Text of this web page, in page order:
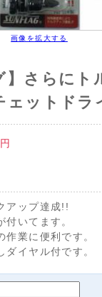
画像を拡大する
】さらにト
ェットドラ
円
アップ達成!!
いてます。
業に便利です。
イヤル付です。